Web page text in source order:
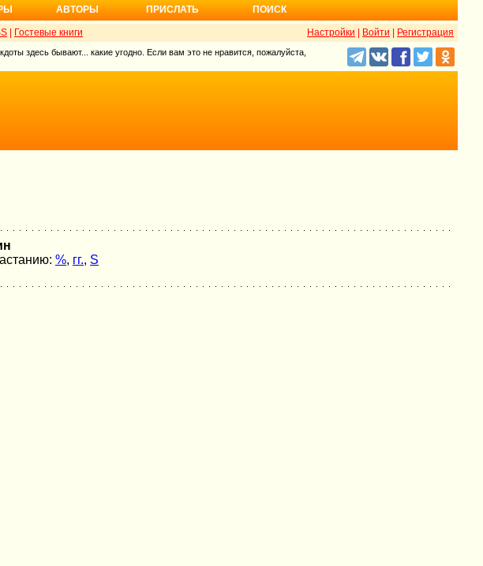
АВТОРЫ ПРИСЛАТЬ ПОИСК
Настройки Войти Регистрация
Гостевые книги
здесь бывают... какие угодно. Если вам это не нравится, пожалуйста,
%, гг., S